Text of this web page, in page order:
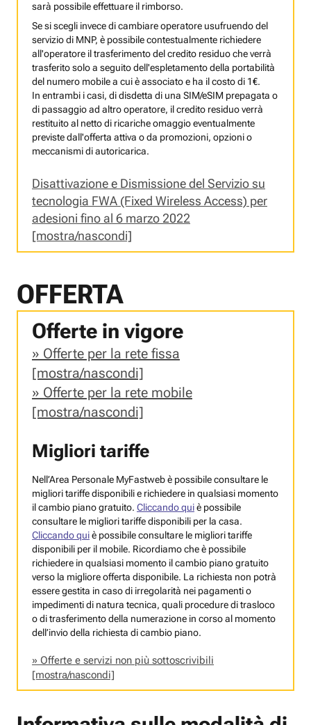
sarà possibile effettuare il rimborso.
Se si scegli invece di cambiare operatore usufruendo del
servizio di MNP, è possibile contestualmente richiedere
all'operatore il trasferimento del credito residuo che verrà
trasferito solo a seguito dell'espletamento della portabilità
del numero mobile a cui è associato e ha il costo di 1€.
In entrambi i casi, di disdetta di una SIM/eSIM prepagata o
di passaggio ad altro operatore, il credito residuo verrà
restituito al netto di ricariche omaggio eventualmente
previste dall'offerta attiva o da promozioni, opzioni o
meccanismi di autoricarica.
Disattivazione e Dismissione del Servizio su
tecnologia FWA (Fixed Wireless Access) per
adesioni fino al 6 marzo 2022
[mostra/nascondi]
OFFERTA
Offerte in vigore
Offerte per la rete fissa
[mostra/nascondi]
Offerte per la rete mobile
[mostra/nascondi]
Migliori tariffe
Nell’Area Personale MyFastweb è possibile consultare le
migliori tariffe disponibili e richiedere in qualsiasi momento
il cambio piano gratuito. Cliccando quiè possibile
consultare le migliori tariffe disponibili per la casa.
Cliccando quiè possibile consultare le migliori tariffe
disponibili per il mobile. Ricordiamo che è possibile
richiedere in qualsiasi momento il cambio piano gratuito
verso la migliore offerta disponibile. La richiesta non potrà
essere gestita in caso di irregolarità nei pagamenti o
impedimenti di natura tecnica, quali procedure di trasloco
o di trasferimento della numerazione in corso al momento
dell’invio della richiesta di cambio piano.
Offerte e servizi non più sottoscrivibili
[mostra/nascondi]